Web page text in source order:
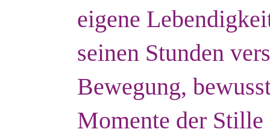
eigene
seinen Stunden
Bewegung,
Momente der